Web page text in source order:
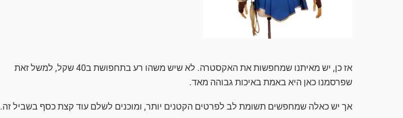
אז כן, יש מאיתנו שמחפשות את האקסטרה. לא שיש משהו רע בתחפושת ב40 שקל, למשל זאת
שפרסמנו כאן היא באמת באיכות גבוהה מאד.
אך יש כאלה שמחפשים תשומת לב לפרטים הקטנים יותר, ומוכנים לשלם עוד קצת כסף בשביל זה.